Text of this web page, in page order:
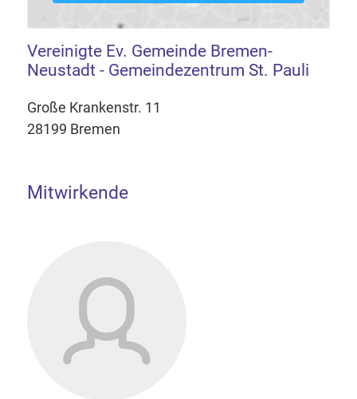
Vereinigte Ev. Gemeinde Bremen-
Neustadt - Gemeindezentrum St. Pauli
Große Krankenstr. 11
28199 Bremen
Mitwirkende